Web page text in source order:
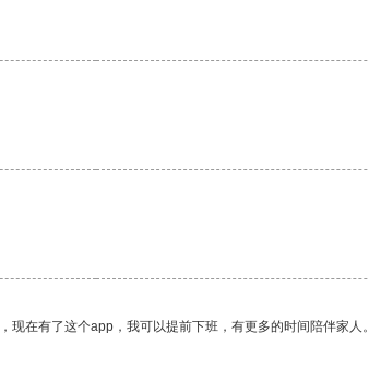
在有了这个app，我可以提前下班，有更多的时间陪伴家人。